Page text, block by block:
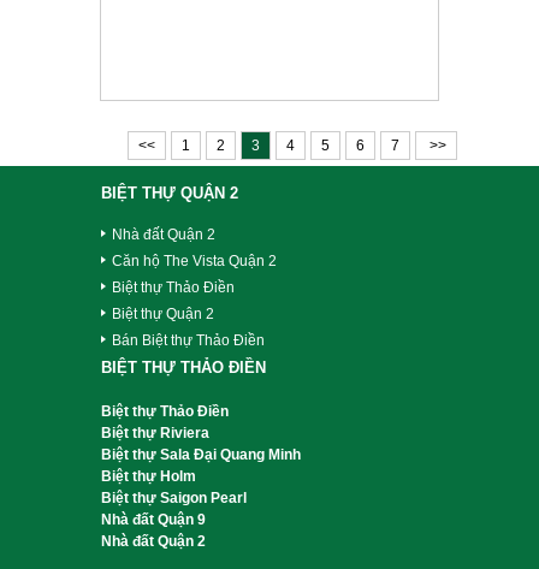
<< 1 2 3 4 5 6 7 >>
BIỆT THỰ QUẬN 2
Nhà đất Quận 2
Căn hộ The Vista Quận 2
Biệt thự Thảo Điền
Biệt thự Quận 2
Bán Biệt thự Thảo Điền
BIỆT THỰ THẢO ĐIỀN
Biệt thự Thảo Điền
Biệt thự Riviera
Biệt thự Sala Đại Quang Minh
Biệt thự Holm
Biệt thự Saigon Pearl
Nhà đất Quận 9
Nhà đất Quận 2